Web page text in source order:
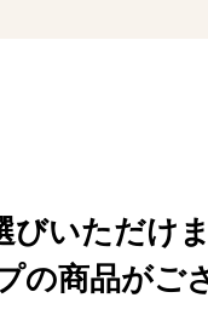
びいただけ
の商品がご